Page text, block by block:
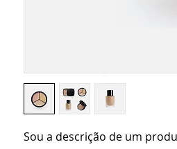
Sou a descrição de um